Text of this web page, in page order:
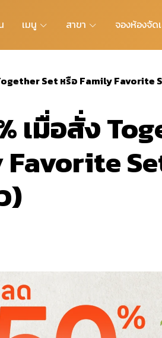
เมนู สาขา จองห้องจัด
Set หรือ Family Favorite
เมื่อสั่ง
)